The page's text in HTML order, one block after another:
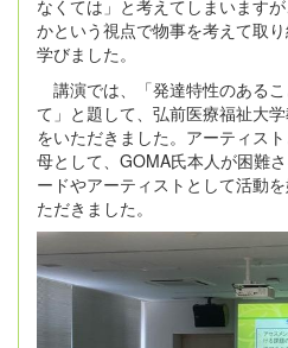
なくては」と考えてしまいます
かという視点で物事を考えて取
学びました。
講演では、「発達特性のある
て」と題して、弘前医療福祉大
をいただきました。アーティス
母として、GOMA氏本人が困難
ードやアーティストとして活動
ただきました。